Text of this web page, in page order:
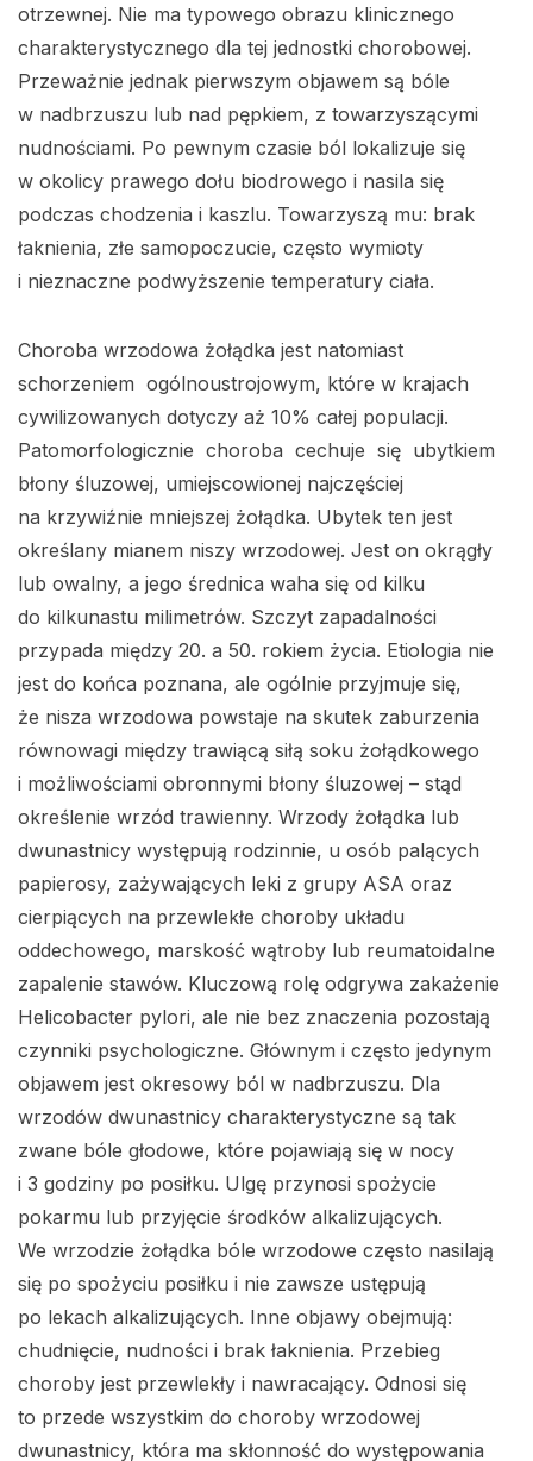
otrzewnej. Nie ma typowego obrazu klinicznego
charakterystycznego dla tej jednostki chorobowej.
Przeważnie jednak pierwszym objawem są bóle
w nadbrzuszu lub nad pępkiem, z towarzyszącymi
nudnościami. Po pewnym czasie ból lokalizuje się
w okolicy prawego dołu biodrowego i nasila się
podczas chodzenia i kaszlu. Towarzyszą mu: brak
łaknienia, złe samopoczucie, często wymioty
i nieznaczne podwyższenie temperatury ciała.
Choroba wrzodowa żołądka jest natomiast
schorzeniem ogólnoustrojowym, które w krajach
cywilizowanych dotyczy aż 10% całej populacji.
Patomorfologicznie choroba cechuje się ubytkiem
błony śluzowej, umiejscowionej najczęściej
na krzywiźnie mniejszej żołądka. Ubytek ten jest
określany mianem niszy wrzodowej. Jest on okrągły
lub owalny, a jego średnica waha się od kilku
do kilkunastu milimetrów. Szczyt zapadalności
przypada między 20. a 50. rokiem życia. Etiologia nie
jest do końca poznana, ale ogólnie przyjmuje się,
że nisza wrzodowa powstaje na skutek zaburzenia
równowagi między trawiącą siłą soku żołądkowego
i możliwościami obronnymi błony śluzowej – stąd
określenie wrzód trawienny. Wrzody żołądka lub
dwunastnicy występują rodzinnie, u osób palących
papierosy, zażywających leki z grupy ASA oraz
cierpiących na przewlekłe choroby układu
oddechowego, marskość wątroby lub reumatoidalne
zapalenie stawów. Kluczową rolę odgrywa zakażenie
Helicobacter pylori, ale nie bez znaczenia pozostają
czynniki psychologiczne. Głównym i często jedynym
objawem jest okresowy ból w nadbrzuszu. Dla
wrzodów dwunastnicy charakterystyczne są tak
zwane bóle głodowe, które pojawiają się w nocy
i 3 godziny po posiłku. Ulgę przynosi spożycie
pokarmu lub przyjęcie środków alkalizujących.
We wrzodzie żołądka bóle wrzodowe często nasilają
się po spożyciu posiłku i nie zawsze ustępują
po lekach alkalizujących. Inne objawy obejmują:
chudnięcie, nudności i brak łaknienia. Przebieg
choroby jest przewlekły i nawracający. Odnosi się
to przede wszystkim do choroby wrzodowej
dwunastnicy, która ma skłonność do występowania